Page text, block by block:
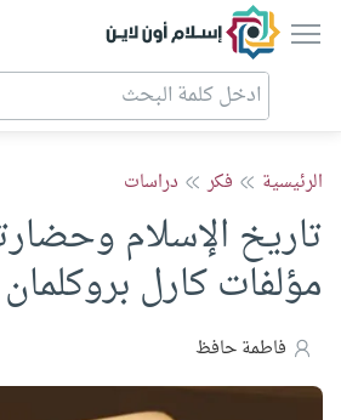
إسلام أون لاين
الرئيسية فكر دراسات
تاريخ الإسلام
مؤلفات كارل بروكلمان
فاطمة حافظ